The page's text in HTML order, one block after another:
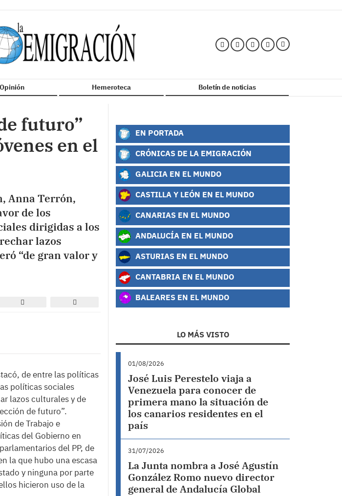
Opinión Hemeroteca Boletín de noticias
futuro”
en el
Anna Terrón,
de los
dirigidas a los
lazos
“de gran valor y
de entre las políticas
políticas sociales
lazos culturales y de
de futuro”.
de Trabajo e
del Gobierno en
del PP, de
la que hubo una escasa
y ninguna por parte
hicieron uso de la
EN PORTADA
CRÓNICAS DE LA EMIGRACIÓN
GALICIA EN EL MUNDO
CASTILLA Y LEÓN EN EL MUNDO
CANARIAS EN EL MUNDO
ANDALUCÍA EN EL MUNDO
ASTURIAS EN EL MUNDO
CANTABRIA EN EL MUNDO
BALEARES EN EL MUNDO
LO MÁS VISTO
01/08/2026
José Luis Perestelo viaja a
Venezuela para conocer de
primera mano la situación de
los canarios residentes en el
país
31/07/2026
La Junta nombra a José Agustín
González Romo nuevo director
general de Andalucía Global